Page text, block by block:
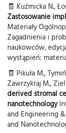
🧾 Kuźmicka N.,
Zastosowanie
Materiały
Zagadnienia i
naukowców,
wystąpień:
🧾 Pikuła M.,
Zawrzykraj M.,
derived stromal
nanotechnology
and Engineering
and